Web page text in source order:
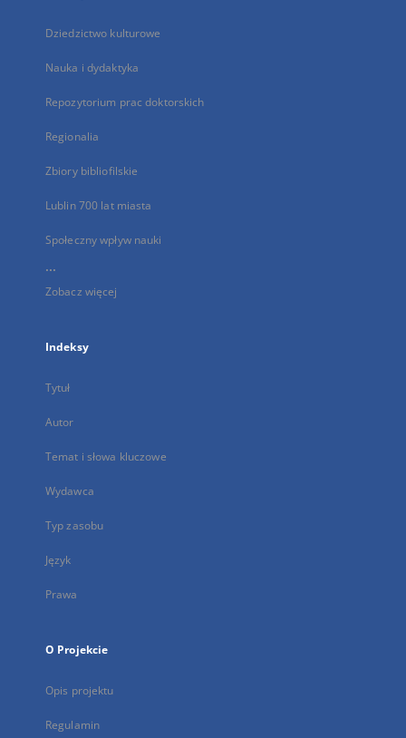
Dziedzictwo kulturowe
Nauka i dydaktyka
Repozytorium prac doktorskich
Regionalia
Zbiory bibliofilskie
Lublin 700 lat miasta
Społeczny wpływ nauki
...
Zobacz więcej
Indeksy
Tytuł
Autor
Temat i słowa kluczowe
Wydawca
Typ zasobu
Język
Prawa
O Projekcie
Opis projektu
Regulamin